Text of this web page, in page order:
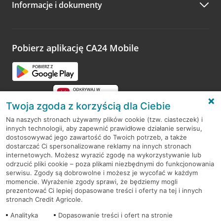
Zachęcamy do podzielenia się z nami opinią o wizycie.
opinie.
Informacje i dokumenty
Pobierz aplikację CA24 Mobile
RODO
Regulamin serwisu
Mapa serwisu
PolitykaCookies
Twoja zgoda z korzyścią dla Ciebie
Na naszych stronach używamy plików cookie (tzw. ciasteczek) i
innych technologii, aby zapewnić prawidłowe działanie serwisu,
dostosowywać jego zawartość do Twoich potrzeb, a także
dostarczać Ci spersonalizowane reklamy na innych stronach
internetowych. Możesz wyrazić zgodę na wykorzystywanie lub
odrzucić pliki cookie – poza plikami niezbędnymi do funkcjonowania
serwisu. Zgody są dobrowolne i możesz je wycofać w każdym
momencie. Wyrażenie zgody sprawi, że będziemy mogli
prezentować Ci lepiej dopasowane treści i oferty na tej i innych
stronach Credit Agricole.
Analityka
Dopasowanie treści i ofert na stronie